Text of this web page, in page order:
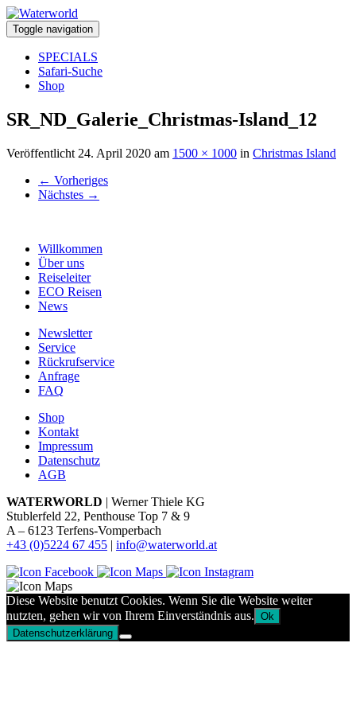
Toggle navigation
SPECIALS
Safari-Suche
Shop
SR_ND_Galerie_Christmas-Island_12
Veröffentlicht 24. April 2020 am 1500 × 1000 in Christmas Island
← Vorheriges
Nächstes →
Willkommen
Über uns
Reiseleiter
ECO Reisen
News
Newsletter
Service
Rückrufservice
Anfrage
FAQ
Shop
Kontakt
Impressum
Datenschutz
AGB
WATERWORLD | Werner Thiele KG
Stublerfeld 22, Penthouse Top 7 & 9
A – 6123 Terfens-Vomperbach
+43 (0)5224 67 455 | info@waterworld.at
Diese Website benutzt Cookies. Wenn Sie die Website weiter
nutzten, gehen wir von Ihrem Einverständnis aus. Ok
Datenschutzerklärung